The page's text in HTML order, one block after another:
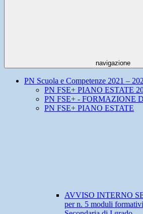
navigazione
PN Scuola e Competenze 2021 –
PN FSE+ PIANO ESTATE
PN FSE+ - FORMAZIONE
PN FSE+ PIANO ESTATE
AVVISO INTERNO
per n. 5 moduli